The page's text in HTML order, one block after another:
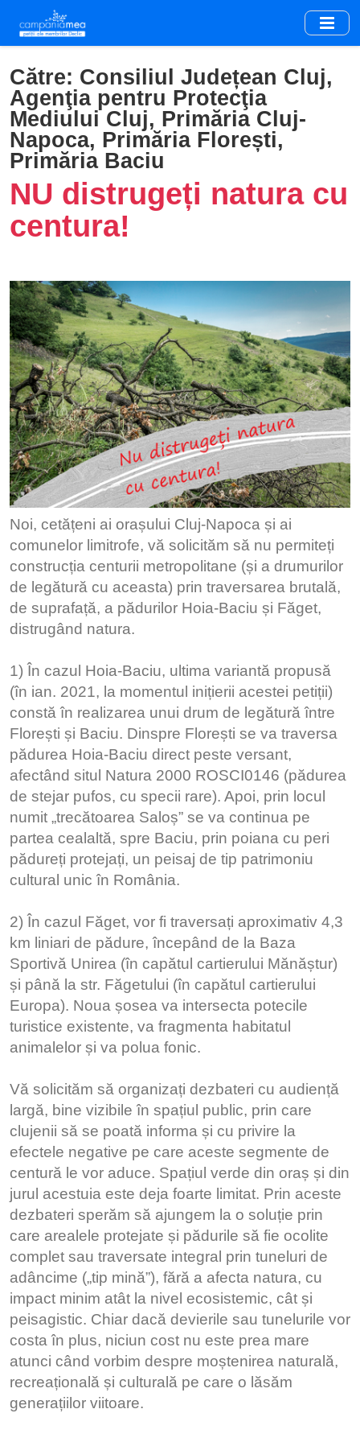
main
content
Către: Consiliul Județean Cluj,
Agenţia pentru Protecţia
Mediului Cluj, Primăria Cluj-
Napoca, Primăria Florești,
Primăria Baciu
NU distrugeți natura cu
centura!
Noi, cetățeni ai orașului Cluj-Napoca și ai
comunelor limitrofe, vă solicităm să nu permiteți
construcția centurii metropolitane (și a drumurilor
de legătură cu aceasta) prin traversarea brutală,
de suprafață, a pădurilor Hoia-Baciu și Făget,
distrugând natura.
1) În cazul Hoia-Baciu, ultima variantă propusă
(în ian. 2021, la momentul inițierii acestei petiții)
constă în realizarea unui drum de legătură între
Florești și Baciu. Dinspre Florești se va traversa
pădurea Hoia-Baciu direct peste versant,
afectând situl Natura 2000 ROSCI0146 (pădurea
de stejar pufos, cu specii rare). Apoi, prin locul
numit „trecătoarea Saloș” se va continua pe
partea cealaltă, spre Baciu, prin poiana cu peri
pădureți protejați, un peisaj de tip patrimoniu
cultural unic în România.
2) În cazul Făget, vor fi traversați aproximativ 4,3
km liniari de pădure, începând de la Baza
Sportivă Unirea (în capătul cartierului Mănăștur)
și până la str. Făgetului (în capătul cartierului
Europa). Noua șosea va intersecta potecile
turistice existente, va fragmenta habitatul
animalelor și va polua fonic.
Vă solicităm să organizați dezbateri cu audiență
largă, bine vizibile în spațiul public, prin care
clujenii să se poată informa și cu privire la
efectele negative pe care aceste segmente de
centură le vor aduce. Spațiul verde din oraș și din
jurul acestuia este deja foarte limitat. Prin aceste
dezbateri sperăm să ajungem la o soluție prin
care arealele protejate și pădurile să fie ocolite
complet sau traversate integral prin tuneluri de
adâncime („tip mină”), fără a afecta natura, cu
impact minim atât la nivel ecosistemic, cât și
peisagistic. Chiar dacă devierile sau tunelurile vor
costa în plus, niciun cost nu este prea mare
atunci când vorbim despre moștenirea naturală,
recreațională și culturală pe care o lăsăm
generațiilor viitoare.